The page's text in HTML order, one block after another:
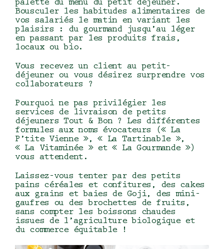
palette du menu du petit déjeuner.
Bousculer les habitudes alimentaires de
vos salariés le matin en variant les
plaisirs : du gourmand jusqu’au léger
en passant par les produits frais,
locaux ou bio.
Vous recevez un client au petit-
déjeuner ou vous désirez surprendre vos
collaborateurs ?
Pourquoi ne pas privilégier les
services de livraison de petits
déjeuners Tout & Bon ? Les différentes
formules aux noms évocateurs (« La
P’tite Vienne », « La Tartinable »,
« La Vitaminée » et « La Gourmande »)
vous attendent.
Laissez-vous tenter par des petits
pains céréales et confitures, des cakes
aux grains et baies de Goji, des mini-
gaufres ou des brochettes de fruits ,
sans compter les boissons chaudes
issues de l’agriculture biologique et
du commerce équitable !